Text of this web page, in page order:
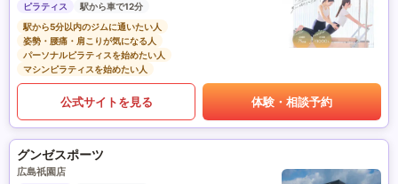
ピラティス
駅から車で12分
駅から5分以内のジムに通いたい人
姿勢・腰痛・肩こりが気になる人
パーソナルピラティスを始めたい人
マシンピラティスを始めたい人
公式サイトを見る 体験・相談予約
グンゼスポーツ
広島祇園店